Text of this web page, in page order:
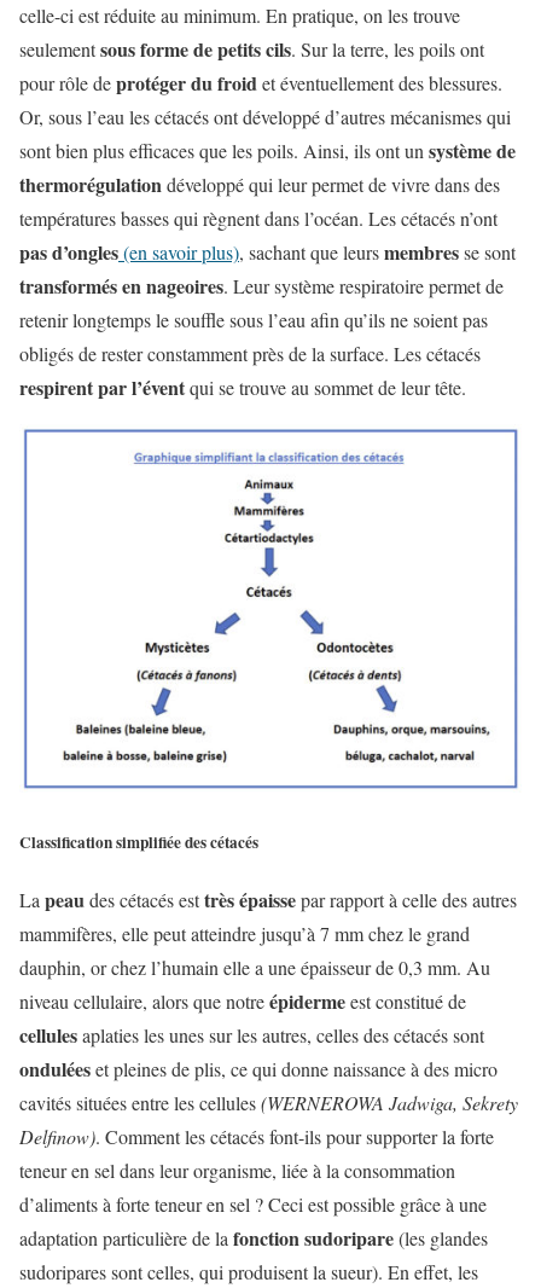
celle-ci est réduite au minimum. En pratique, on les trouve
seulementsous forme de petits cils. Sur la terre, les poils ont
pour rôle deprotéger du froidet éventuellement des blessures.
Or, sous l’eau les cétacés ont développé d’autres mécanismes qui
sont bien plus efficaces que les poils. Ainsi, ils ont un système de
thermorégulationdéveloppé qui leur permet de vivre dans des
températures basses qui règnent dans l’océan. Les cétacés n’ont
pas d’ongles(en savoir plus), sachant que leursmembresse sont
transformés en nageoires. Leur système respiratoire permet de
retenir longtemps le souffle sous l’eau afin qu’ils ne soient pas
obligés de rester constamment près de la surface. Les cétacés
respirent par l’éventqui se trouve au sommet de leur tête.
Classification simplifiée des cétacés
La peaudes cétacés esttrès épaissepar rapport à celle des autres
mammifères, elle peut atteindre jusqu’à 7 mm chez le grand
dauphin, or chez l’humain elle a une épaisseur de 0,3 mm. Au
niveau cellulaire, alors que notreépidermeest constitué de
cellulesaplaties les unes sur les autres, celles des cétacés sont
onduléeset pleines de plis, ce qui donne naissance à des micro
cavités situées entre les cellules(WERNEROWA Jadwiga, Sekrety
Delfinow). Comment les cétacés font-ils pour supporter la forte
teneur en sel dans leur organisme, liée à la consommation
d’aliments à forte teneur en sel ? Ceci est possible grâce à une
adaptation particulière de la fonction sudoripare(les glandes
sudoripares sont celles, qui produisent la sueur). En effet, les